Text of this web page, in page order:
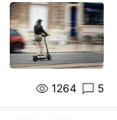
1264 5